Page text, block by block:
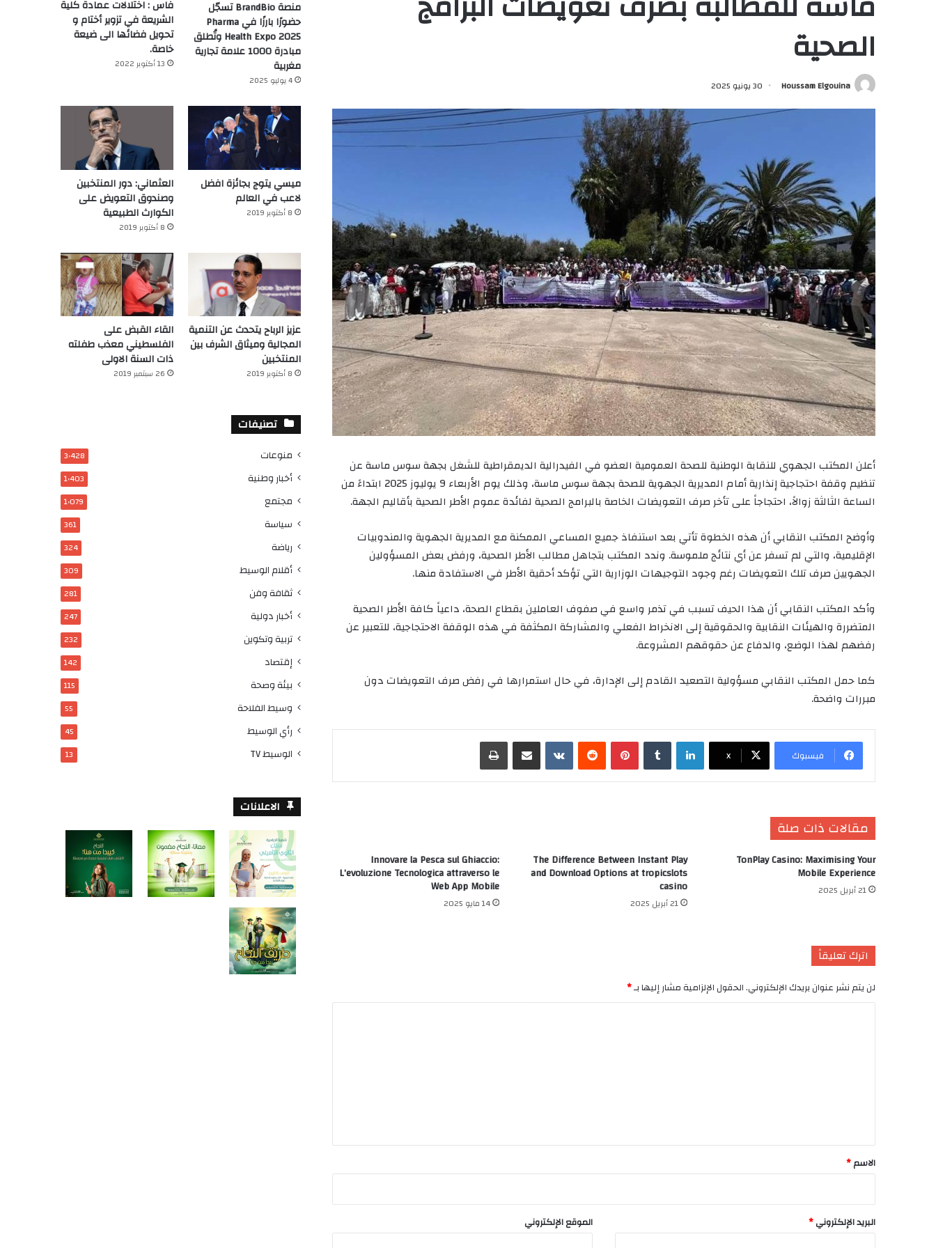
الصحية
Houssam Elgouina 30 يونيو 2025
أعلن المكتب الجهوي للنقابة الوطنية للصحة العمومية العضو في الفيدرالية الديمقراطية للشغل بجهة سوس ماسة عن
تنظيم وقفة احتجاجية إنذارية أمام المديرية الجهوية للصحة بجهة سوس ماسة، وذلك يوم الأربعاء 9 يوليوز 2025 ابتداءً من
الساعة الثالثة زوالاً، احتجاجاً على تأخر صرف التعويضات الخاصة بالبرامج الصحية لفائدة عموم الأطر الصحية بأقاليم الجهة.
وأوضح المكتب النقابي أن هذه الخطوة تأتي بعد استنفاذ جميع المساعي الممكنة مع المديرية الجهوية والمندوبيات
الإقليمية، والتي لم تسفر عن أي نتائج ملموسة. وندد المكتب بتجاهل مطالب الأطر الصحية، ورفض بعض المسؤولين
الجهويين صرف تلك التعويضات رغم وجود التوجيهات الوزارية التي تؤكد أحقية الأطر في الاستفادة منها.
وأكد المكتب النقابي أن هذا الحيف تسبب في تذمر واسع في صفوف العاملين بقطاع الصحة، داعياً كافة الأطر الصحية
المتضررة والهيئات النقابية والحقوقية إلى الانخراط الفعلي والمشاركة المكثفة في هذه الوقفة الاحتجاجية، للتعبير عن
رفضهم لهذا الوضع، والدفاع عن حقوقهم المشروعة.
كما حمل المكتب النقابي مسؤولية التصعيد القادم إلى الإدارة، في حال استمرارها في رفض صرف التعويضات دون
مبررات واضحة.
فيسبوك X
لينكدإن بينتيريست
مقالات ذات صلة
TonPlay Casino: Maximising Your
Mobile Experience
21 أبريل 2025
The Difference Between Instant Play
and Download Options at tropicslots
casino
21 أبريل 2025
Innovare la Pesca sul Ghiaccio:
L’evoluzione Tecnologica attraverso le
Web App Mobile
14 مايو 2025
اترك تعليقاً
لن يتم نشر عنوان بريدك الإلكتروني.الحقول الإلزامية مشار إليها بـ*
*
الاسم*
البريد الإلكتروني* الموقع الإلكتروني
منصة BrandBio تسجّل
حضورًا بارزًا في Pharma
Health Expo 2025 وتُطلق
مبادرة 1000 علامة تجارية
مغربية
4 يوليو 2025
فاس : اختلالات عمادة كلية
الشريعة في تزوير أختام و
تحويل فضائها الى ضيعة
خاصة.
13 أكتوبر 2022
ميسي يتوج بجائزة افضل
لاعب في العالم‎
8 أكتوبر 2019
العثماني: دور المنتخبين
وصندوق التعويض على
الكوارث الطبيعية
8 أكتوبر 2019
عزيز الرباح يتحدث عن التنمية
المجالية وميثاق الشرف بين
المنتخبين
8 أكتوبر 2019
القاء القبض على
الفلسطيني معذب طفلته
ذات السنة الاولى
26 سبتمبر 2019
تصنيفات
منوعات 3٬428
أخبار وطنية 1٬403
مجتمع 1٬079
سياسة 361
رياضة 324
أقلام الوسيط 309
ثقافة وفن 281
أخبار دولية 247
تربية وتكوين 232
إقتصاد 142
بيئة وصحة 115
وسيط الفلاحة 55
رأي الوسيط 45
الوسيط TV 13
الاعلانات